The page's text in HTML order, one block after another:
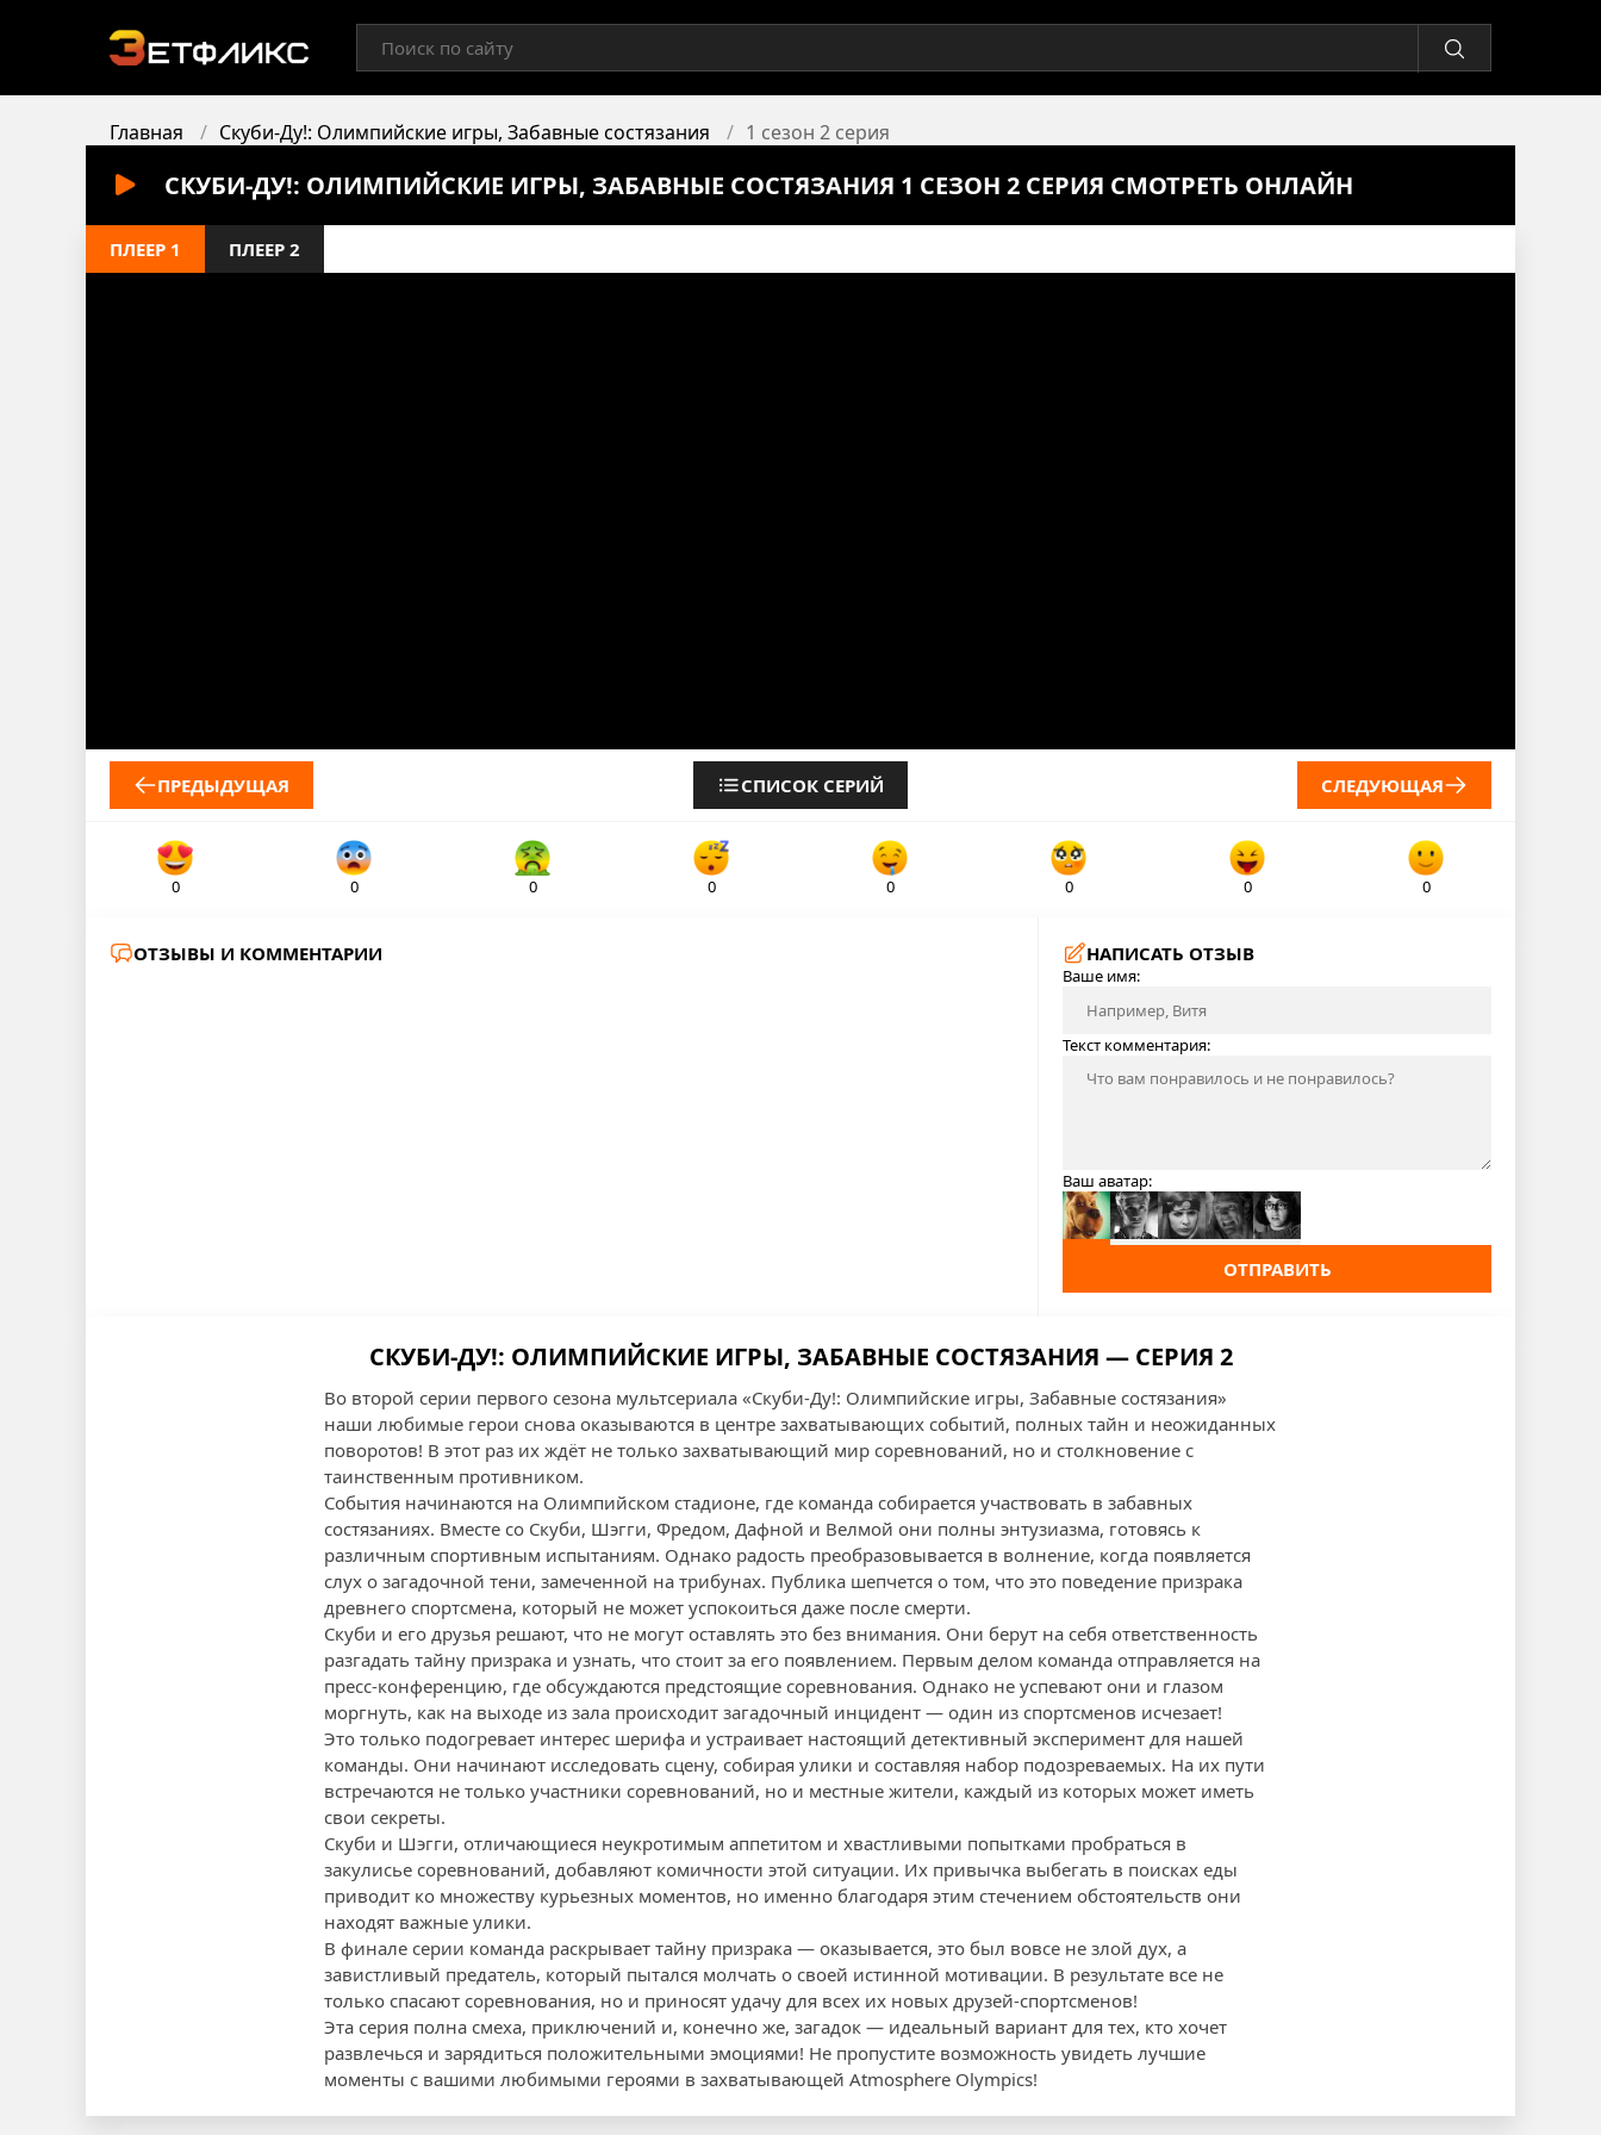
Главная Скуби-Ду!: Олимпийские игры, Забавные состязания 1 сезон 2 серия
СКУБИ-ДУ!: ОЛИМПИЙСКИЕ ИГРЫ, ЗАБАВНЫЕ СОСТЯЗАНИЯ 1 СЕЗОН 2 СЕРИЯ СМОТРЕТЬ ОНЛАЙН
ПЛЕЕР 1 ПЛЕЕР 2
ПРЕДЫДУЩАЯ СПИСОК СЕРИЙ СЛЕДУЮЩАЯ
0 0 0 0 0 0 0 0
ОТЗЫВЫ И КОММЕНТАРИИ НАПИСАТЬ ОТЗЫВ
Ваше имя:
Текст комментария:
Ваш аватар:
ОТПРАВИТЬ
СКУБИ-ДУ!: ОЛИМПИЙСКИЕ ИГРЫ, ЗАБАВНЫЕ СОСТЯЗАНИЯ — СЕРИЯ 2
Во второй серии первого сезона мультсериала «Скуби-Ду!: Олимпийские игры, Забавные состязания»
наши любимые герои снова оказываются в центре захватывающих событий, полных тайн и неожиданных
поворотов! В этот раз их ждёт не только захватывающий мир соревнований, но и столкновение с
таинственным противником.
События начинаются на Олимпийском стадионе, где команда собирается участвовать в забавных
состязаниях. Вместе со Скуби, Шэгги, Фредом, Дафной и Велмой они полны энтузиазма, готовясь к
различным спортивным испытаниям. Однако радость преобразовывается в волнение, когда появляется
слух о загадочной тени, замеченной на трибунах. Публика шепчется о том, что это поведение призрака
древнего спортсмена, который не может успокоиться даже после смерти.
Скуби и его друзья решают, что не могут оставлять это без внимания. Они берут на себя ответственность
разгадать тайну призрака и узнать, что стоит за его появлением. Первым делом команда отправляется на
пресс-конференцию, где обсуждаются предстоящие соревнования. Однако не успевают они и глазом
моргнуть, как на выходе из зала происходит загадочный инцидент — один из спортсменов исчезает!
Это только подогревает интерес шерифа и устраивает настоящий детективный эксперимент для нашей
команды. Они начинают исследовать сцену, собирая улики и составляя набор подозреваемых. На их пути
встречаются не только участники соревнований, но и местные жители, каждый из которых может иметь
свои секреты.
Скуби и Шэгги, отличающиеся неукротимым аппетитом и хвастливыми попытками пробраться в
закулисье соревнований, добавляют комичности этой ситуации. Их привычка выбегать в поисках еды
приводит ко множеству курьезных моментов, но именно благодаря этим стечением обстоятельств они
находят важные улики.
В финале серии команда раскрывает тайну призрака — оказывается, это был вовсе не злой дух, а
завистливый предатель, который пытался молчать о своей истинной мотивации. В результате все не
только спасают соревнования, но и приносят удачу для всех их новых друзей-спортсменов!
Эта серия полна смеха, приключений и, конечно же, загадок — идеальный вариант для тех, кто хочет
развлечься и зарядиться положительными эмоциями! Не пропустите возможность увидеть лучшие
моменты с вашими любимыми героями в захватывающей Atmosphere Olympics!